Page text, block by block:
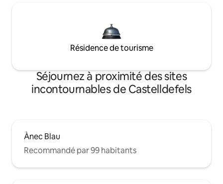
Résidence de tourisme
Séjournez à proximité des sites
incontournables de Castelldefels
Ànec Blau
Recommandé par 99 habitants